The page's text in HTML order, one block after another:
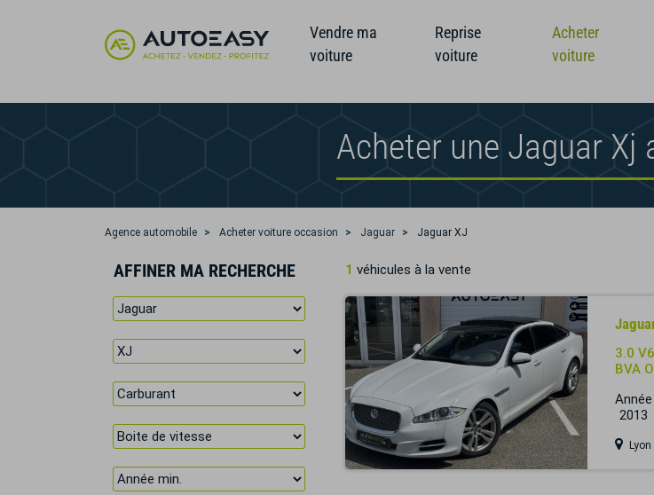
Vendre ma
voiture
Reprise
voiture
Acheter
voiture
Acheter une Jaguar Xj
Agence automobile Acheter voiture occasion Jaguar Jaguar XJ
AFFINER MA RECHERCHE 1 véhicules à la vente
3.0
BVA
Année
2013